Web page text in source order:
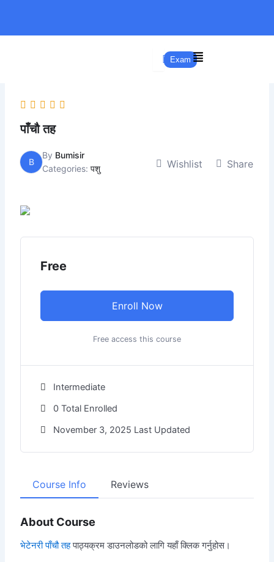
content
Exam
पाँचौ तह
B
By Bumisir
Categories:पशु Wishlist Share
Free
Enroll Now
Free access this course
Intermediate
0 Total Enrolled
November 3, 2025 Last Updated
Course Info Reviews
About Course
भेटेनरी पाँचौ तहपाठ्यक्रम डाउनलोडको लागि यहाँ क्लिक गर्नुहोस।